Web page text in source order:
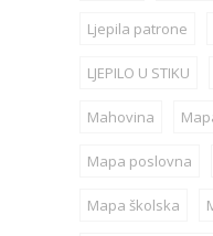
Ljepila patrone
LJEPILO U STIKU
Mahovina
Mapa poslovna
Mapa školska